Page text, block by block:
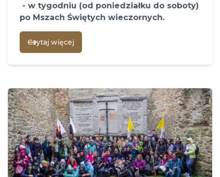
- w tygodniu (od poniedziałku do soboty)
po Mszach Świętych wieczornych.
Czytaj więcej